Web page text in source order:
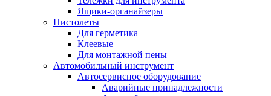
Ящики-органайзеры
Пистолеты
Для герметика
Клеевые
Для монтажной пены
Автомобильный инструмент
Автосервисное оборудование
Аварийные принадлежности